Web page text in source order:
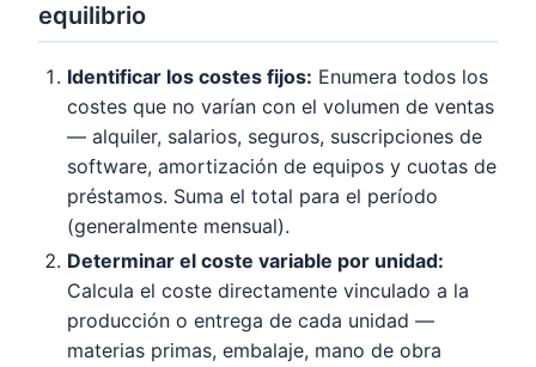
equilibrio
Identificar los costes fijos: Enumera todos los
costes que no varían con el volumen de ventas
— alquiler, salarios, seguros, suscripciones de
software, amortización de equipos y cuotas de
préstamos. Suma el total para el período
(generalmente mensual).
Determinar el coste variable por unidad:
Calcula el coste directamente vinculado a la
producción o entrega de cada unidad —
materias primas, embalaje, mano de obra